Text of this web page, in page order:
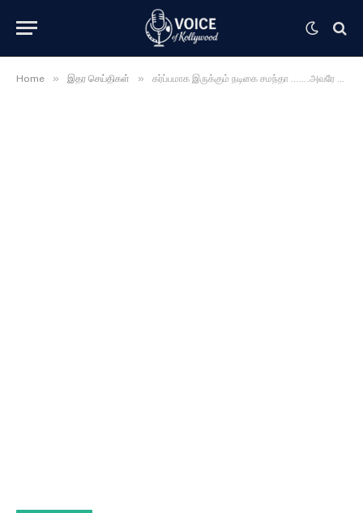
Home » இதர செய்திகள் » கர்ப்பமாக இருக்கும் நடிகை சமந்தா …….அவரே வெளியிட்ட பதிவு ….. காரணம் யாருன்னு தெரியுமா ……?